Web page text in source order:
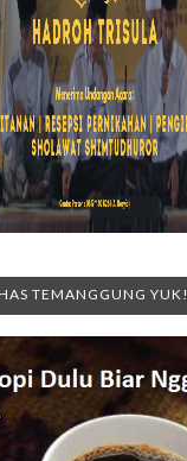
TEMANGGUNG YUK!